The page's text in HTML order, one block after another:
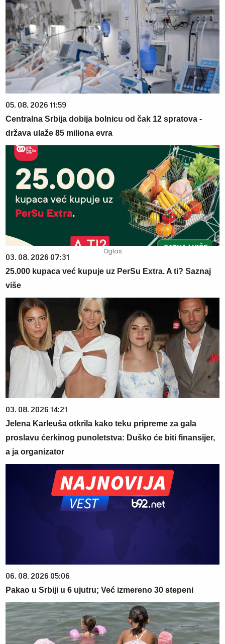
05. 08. 2026 11:59
Centralna Srbija dobija bolnicu od čak 12 spratova -
država ulaže 85 miliona evra
03. 08. 2026 07:31
25.000 kupaca već kupuje uz PerSu Extra. A ti? Saznaj
više
03. 08. 2026 14:21
Jelena Karleuša otkrila kako teku pripreme za gala
proslavu ćerkinog punoletstva: Duško će biti finansijer,
a ja organizator
06. 08. 2026 05:06
Pakao u Srbiji u 6 ujutru; Već izmereno 30 stepeni